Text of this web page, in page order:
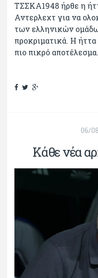
ΤΣΣΚΑ1948 ήρθε η
Αντερλεχτ για να
των ελληνικών
προκριματικά. Η
πιο πικρό
06/
Κάθε νέα